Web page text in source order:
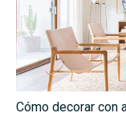
Cómo decorar con